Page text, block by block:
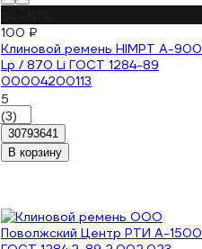
100 ₽
Клиновой ремень HIMPT А-900
Lp / 870 Li ГОСТ 1284-89
00004200113
5
(3)
30793641
В корзину